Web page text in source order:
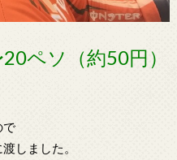
ペソ（約50円）
で
しました。